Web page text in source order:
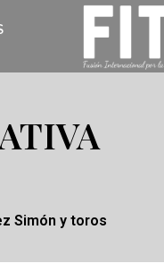
Simón y toros